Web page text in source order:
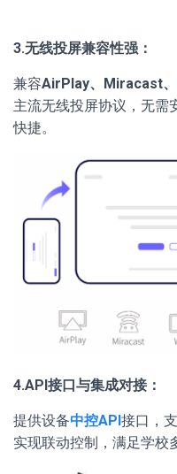
3.无线投屏兼容性强：
兼容AirPlay、Miracast
主流无线投屏协议，无需
快捷。
4.API接口与集成对接：
提供设备中控API 接口，
实现联动控制，满足学校